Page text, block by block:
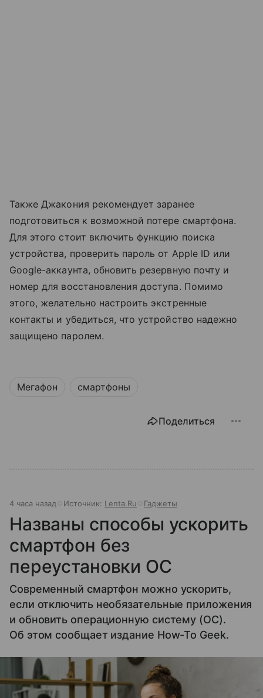
Также Джакония рекомендует заранее
подготовиться к возможной потере смартфона.
Для этого стоит включить функцию поиска
устройства, проверить пароль от Apple ID или
Google-аккаунта, обновить резервную почту и
номер для восстановления доступа. Помимо
этого, желательно настроить экстренные
контакты и убедиться, что устройство надежно
защищено паролем.
Мегафон смартфоны
Поделиться
4 часа назад Источник: Lenta.Ru Гаджеты
Названы способы ускорить
смартфон без
переустановки ОС
Современный смартфон можно ускорить,
если отключить необязательные приложения
и обновить операционную систему (ОС).
Об этом сообщает издание How-To Geek.